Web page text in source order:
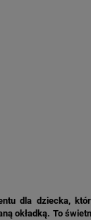
dla dziecka,
okładką. To